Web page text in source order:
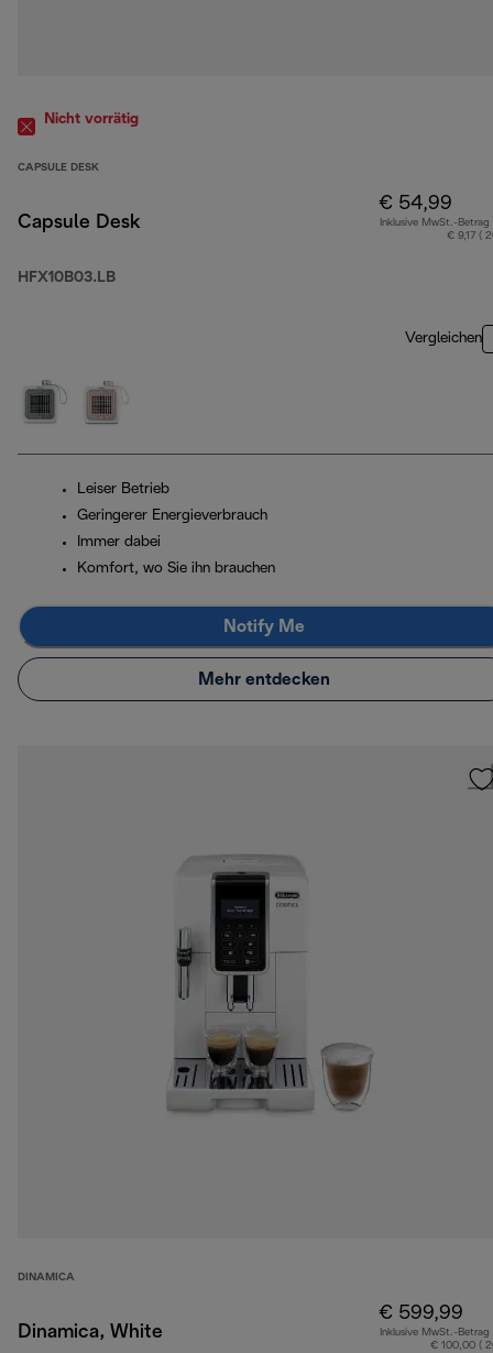
Nicht vorrätig
CAPSULE DESK
Capsule Desk
HFX10B03.LB
€ 54,99
Inklusive MwSt.-Betrag
€ 9,17 (
Vergleichen
Leiser Betrieb
Geringerer Energieverbrauch
Immer dabei
Komfort, wo Sie ihn brauchen
Notify Me
Mehr entdecken
DINAMICA
Dinamica, White
€ 599,99
Inklusive MwSt.-Betrag
€ 100,00 (